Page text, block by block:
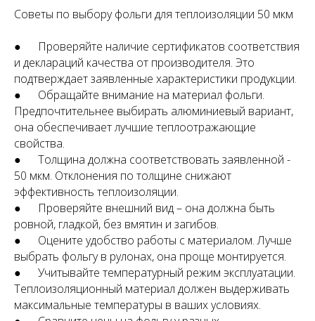
Советы по выбору фольги для теплоизоляции 50 мкм
● Проверяйте наличие сертификатов соответствия
и деклараций качества от производителя. Это
подтверждает заявленные характеристики продукции.
● Обращайте внимание на материал фольги.
Предпочтительнее выбирать алюминиевый вариант,
она обеспечивает лучшие теплоотражающие
свойства.
● Толщина должна соответствовать заявленной -
50 мкм. Отклонения по толщине снижают
эффективность теплоизоляции.
● Проверяйте внешний вид – она должна быть
ровной, гладкой, без вмятин и загибов.
● Оцените удобство работы с материалом. Лучше
выбрать фольгу в рулонах, она проще монтируется.
● Учитывайте температурный режим эксплуатации.
Теплоизоляционный материал должен выдерживать
максимальные температуры в ваших условиях.